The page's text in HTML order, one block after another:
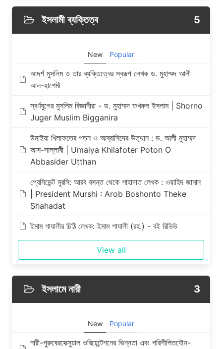
ইসলামী ব্যক্তিত্ব 5
New Popular
আদর্শ মুসলিম ও তার ব্যক্তিত্বের স্বরূপ লেখক ড. মুহাম্মদ আলী
আল-হাশেমী
স্বর্ণযুগের মুসলিম বিজ্ঞানীরা - ড. মুহাম্মদ ফখরুল ইসলাম | Shorno
Juger Muslim Bigganira
উমাইয়া খিলাফতের পতন ও আব্বাসিদের উত্থান : ড. আলী মুহাম্মদ
আস-সাল্লাবী | Umaiya Khilafoter Poton O
Abbasider Utthan
প্রেসিডেন্ট মুরসি: আরব বসন্ত থেকে শাহাদাত লেখক : ওয়াহিদ জামান
| President Murshi : Arob Boshonto Theke
Shahadat
ইমাম গাযালীর চিঠি লেখক: ইমাম গাযালী (রহ.) - বই রিভিউ
View all
ইসলামে নারী 3
New Popular
নারী-পুরুষেরসেক্সুয়াল ওরিয়েন্টেশনের ভিন্নতা এবং পরিশীলিতযৌন-